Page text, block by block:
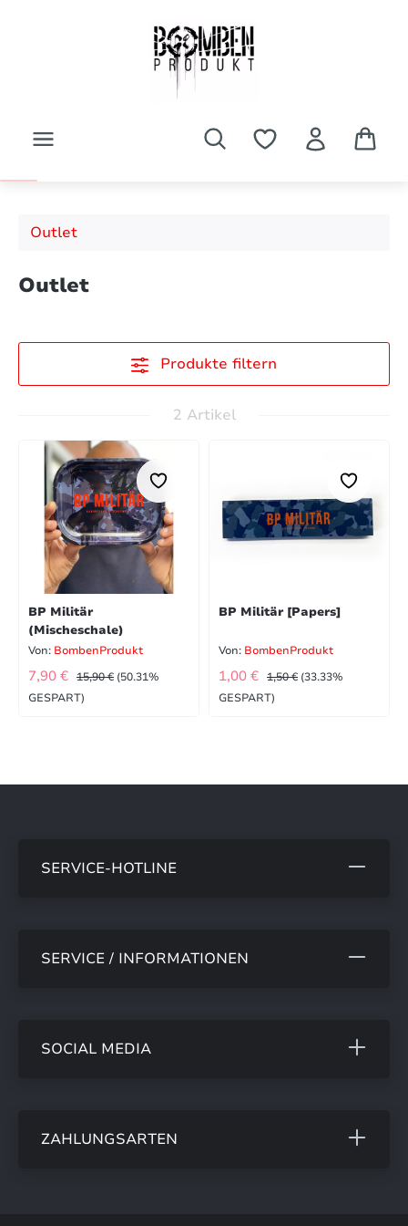
Zum Hauptinhalt springen
Outlet
Outlet
Produkte filtern
2 Artikel
BP Militär
(Mischeschale)
Von: BombenProdukt
VERKAUFSPREIS:
7,90 € REGULÄRER PREIS:
15,90 € (50.31%
GESPART)
BP Militär [Papers]
Von: BombenProdukt
VERKAUFSPREIS:
1,00 € REGULÄRER PREIS:
1,50 € (33.33%
GESPART)
SERVICE-HOTLINE
SERVICE / INFORMATIONEN
SOCIAL MEDIA
ZAHLUNGSARTEN